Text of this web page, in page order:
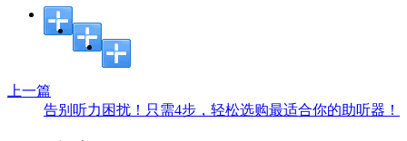
上一篇
告别听力困扰！只需4步，轻松选购最适合你的助听器！